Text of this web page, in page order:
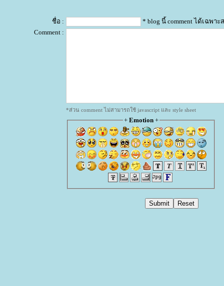
ชื่อ :
* blog นี้ comment ได้เฉพาะ
Comment :
*ส่วน comment ไม่สามารถใช้ javascript และ style sheet
+ Emotion+